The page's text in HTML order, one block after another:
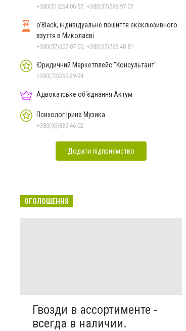
+380(51)264-06-57, +380(97)538-97-07
o'Black, індивідуальне пошиття ексклюзивного
взуття в Миколаєві
+380(97)607-07-00, +380(67)765-48-81
Юридичний Маркетплейс "Консультант"
+380(73)260-29-94
Адвокатське об'єднання Актум
Психолог Ірина Музика
+380(96)839-46-02
Додати підприємство
ОГОЛОШЕННЯ
Гвозди в ассортименте -
всегда в наличии.